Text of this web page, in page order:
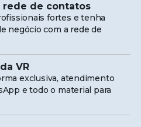
rede de contatos
fortes e tenha
negócio com a rede de
VR
exclusiva, atendimento
e todo o material para